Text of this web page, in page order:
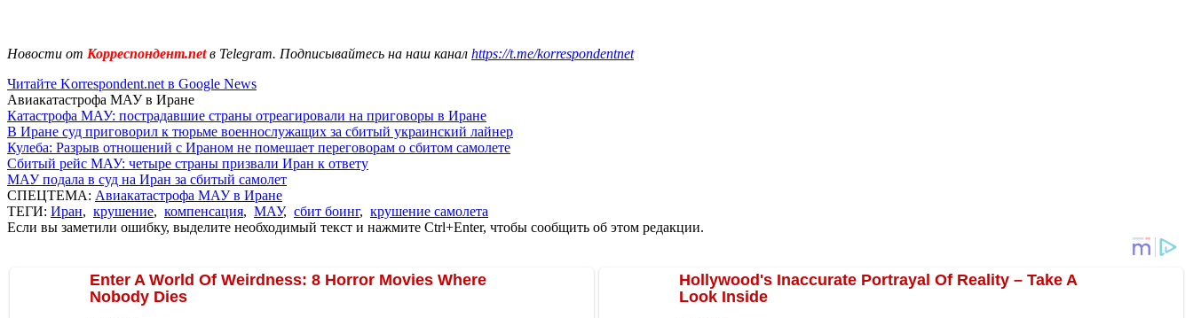
Новости от Корреспондент.netв Telegram. Подписывайтесь на наш канал https://t.me/korrespondentnet
Читайте Korrespondent.net в Google News
Авиакатастрофа МАУ в Иране
Катастрофа МАУ: пострадавшие страны отреагировали на приговоры в Иране
В Иране суд приговорил к тюрьме военнослужащих за сбитый украинский лайнер
Кулеба: Разрыв отношений с Ираном не помешает переговорам о сбитом самолете
Сбитый рейс МАУ: четыре страны призвали Иран к ответу
МАУ подала в суд на Иран за сбитый самолет
СПЕЦТЕМА: Авиакатастрофа МАУ в Иране
ТЕГИ: Иран, крушение, компенсация, МАУ, сбит боинг, крушение самолета
Если вы заметили ошибку, выделите необходимый текст и нажмите Ctrl+Enter, чтобы сообщить об этом редакции.